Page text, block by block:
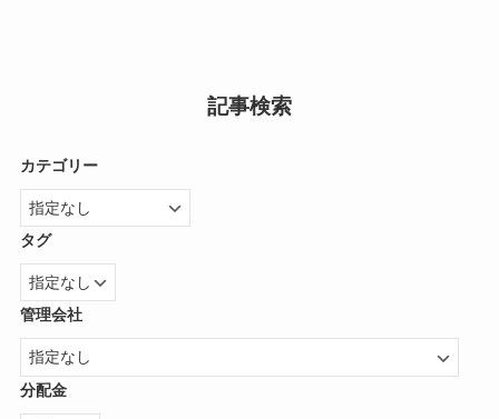
記事検索
カテゴリー
タグ
管理会社
分配金